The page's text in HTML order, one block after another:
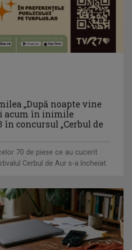
Laurei Stoica – prima în topul
„După noapte vine
acum în inimile
concursul „Cerbul de
70 de piese ce au cucerit
Cerbul de Aur s-a încheiat.